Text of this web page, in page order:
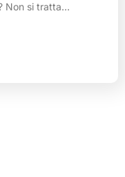
Non si tratta…